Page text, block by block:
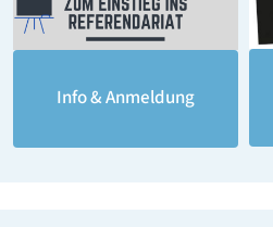
Info & Anmeldung